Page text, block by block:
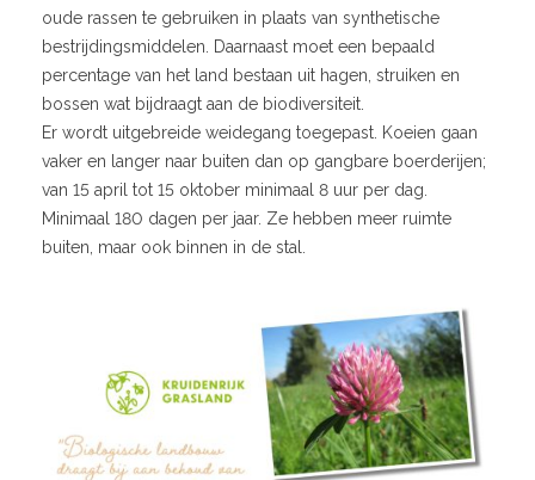
oude rassen te gebruiken in plaats van synthetische
bestrijdingsmiddelen. Daarnaast moet een bepaald
percentage van het land bestaan uit hagen, strui­ken en
bossen wat bijdraagt aan de biodiversiteit.
Er wordt uitgebreide weidegang toegepast. Koeien gaan
vaker en langer naar buiten dan op gangbare boerderijen;
van 15 april tot 15 oktober minimaal 8 uur per dag.
Minimaal 180 dagen per jaar. Ze hebben meer ruimte
buiten, maar ook binnen in de stal.